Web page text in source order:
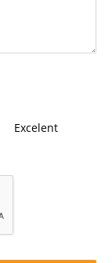
Excelent